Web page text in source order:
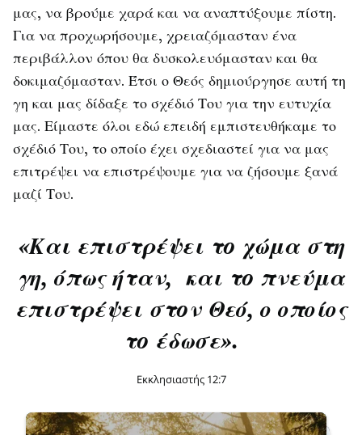
μας, να βρούμε χαρά και να αναπτύξουμε πίστη.
Για να προχωρήσουμε, χρειαζόμασταν ένα
περιβάλλον όπου θα δυσκολευόμασταν και θα
δοκιμαζόμασταν. Έτσι ο Θεός δημιούργησε αυτή τη
γη και μας δίδαξε το σχέδιό Του για την ευτυχία
μας. Είμαστε όλοι εδώ επειδή εμπιστευθήκαμε το
σχέδιό Του, το οποίο έχει σχεδιαστεί για να μας
επιτρέψει να επιστρέψουμε για να ζήσουμε ξανά
μαζί Του.
«Και επιστρέψει τo χώμα στη
γη, όπως ήταν, και τo πνεύμα
επιστρέψει στoν Θεό, ο οποίος
τo έδωσε».
Εκκλησιαστής 12:7